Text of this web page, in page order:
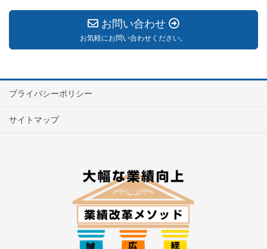
お問い合わせ
お気軽にお問い合わせください。
プライバシーポリシー
サイトマップ